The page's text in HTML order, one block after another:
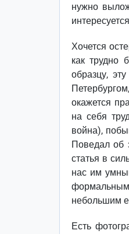
нужно
Хочется
как трудно
образцу,
окажется
на себя
война),
Поведал об
статья в
нас им
небольшим
Есть